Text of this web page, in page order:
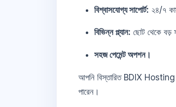
বিশ্বাসযোগ্য সাপোর্ট: ২৪/৭
বিভিন্ন প্ল্যান: ছোট থেকে বড়
সহজ পেমেন্ট অপশন।
আপনি বিস্তারিত BDIX Hosting
পারেন।